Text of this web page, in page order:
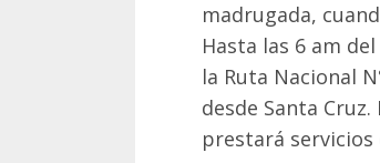
madrugada,
Hasta las 6 am
la Ruta Nacional
desde Santa
prestará servicios